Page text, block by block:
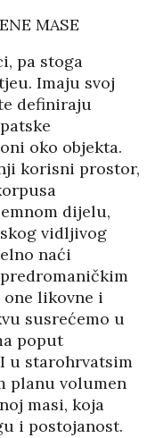
MASE
pa stoga
Imaju svoj
definiraju
oko objekta.
korisni prostor,
dijelu,
vidljivog
naći
one likovne i
susrećemo u
poput
u starohrvatsim
planu volumen
masi, koja
i postojanost.